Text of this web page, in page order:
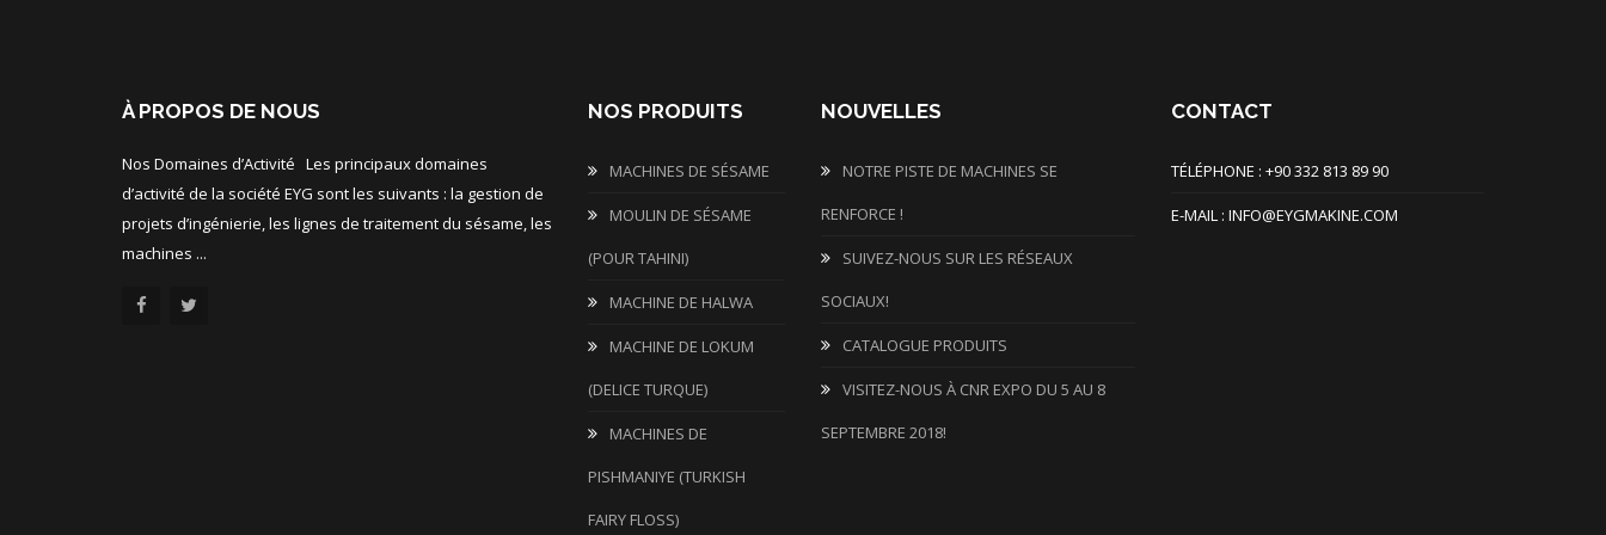
À PROPOS DE NOUS
Nos Domaines d’Activité Les principaux domaines
d’activité de la société EYG sont les suivants : la gestion de
projets d’ingénierie, les lignes de traitement du sésame, les
machines ...
NOS PRODUITS
MACHINES DE SÉSAME
MOULIN DE SÉSAME
(POUR TAHINI)
MACHINE DE HALWA
MACHINE DE LOKUM
(DELICE TURQUE)
MACHINES DE
PISHMANIYE (TURKISH
FAIRY FLOSS)
NOUVELLES
NOTRE PISTE DE MACHINES SE
RENFORCE !
SUIVEZ-NOUS SUR LES RÉSEAUX
SOCIAUX!
CATALOGUE PRODUITS
VISITEZ-NOUS À CNR EXPO DU 5 AU 8
SEPTEMBRE 2018!
CONTACT
TÉLÉPHONE : +90 332 813 89 90
E-MAIL : INFO@EYGMAKINE.COM